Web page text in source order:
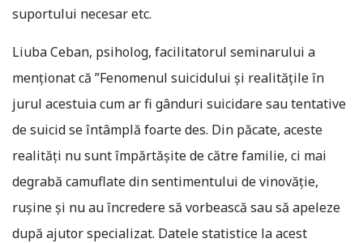
suportului necesar etc.
Liuba Ceban, psiholog, facilitatorul seminarului a
menționat că ”Fenomenul suicidului și realitățile în
jurul acestuia cum ar fi gânduri suicidare sau tentative
de suicid se întâmplă foarte des. Din păcate, aceste
realități nu sunt împărtășite de către familie, ci mai
degrabă camuflate din sentimentului de vinovăție,
rușine și nu au încredere să vorbească sau să apeleze
după ajutor specializat. Datele statistice la acest